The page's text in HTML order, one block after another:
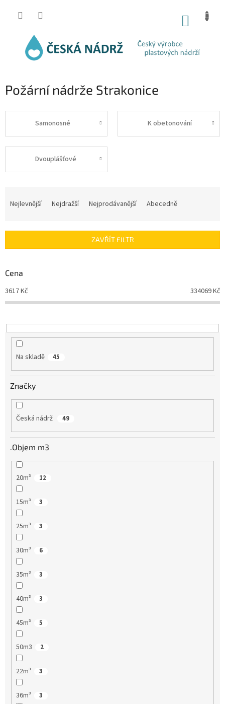
Požární nádrže Strakonice
Samonosné K obetonování
Dvouplášťové
í
r
o
d
u
t
ů
Nejlevnější Nejdražší Nejprodávanější Abecedně
ZAVŘÍT FILTR
Cena
3617Kč 334069Kč
Na skladě 45
Značky
Česká nádrž 49
.Objem m3
20m³ 12
15m³ 3
25m³ 3
30m³ 6
35m³ 3
40m³ 3
45m³ 5
50m3 2
22m³ 3
36m³ 3